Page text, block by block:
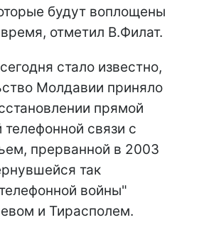
будут воплощены
отметил В.Филат.
стало известно,
Молдавии приняло
прямой
телефонной связи с
прерванной в 2003
так
войны"
и Тирасполем.